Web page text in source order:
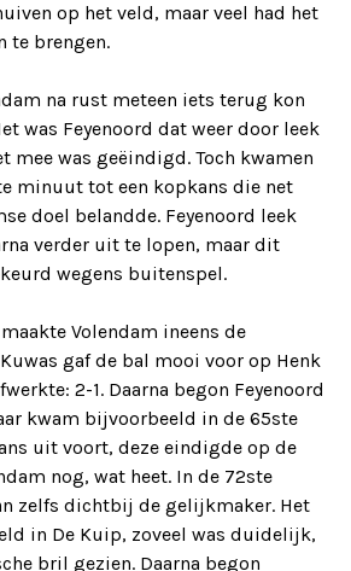
op het veld, maar veel had het
te brengen.
na rust meteen iets terug kon
was Feyenoord dat weer door leek
mee was geëindigd. Toch kwamen
minuut tot een kopkans die net
doel belandde. Feyenoord leek
verder uit te lopen, maar dit
wegens buitenspel.
Volendam ineens de
gaf de bal mooi voor op Henk
2-1. Daarna begon Feyenoord
kwam bijvoorbeeld in de 65ste
uit voort, deze eindigde op de
nog, wat heet. In de 72ste
zelfs dichtbij de gelijkmaker. Het
in De Kuip, zoveel was duidelijk,
bril gezien. Daarna begon